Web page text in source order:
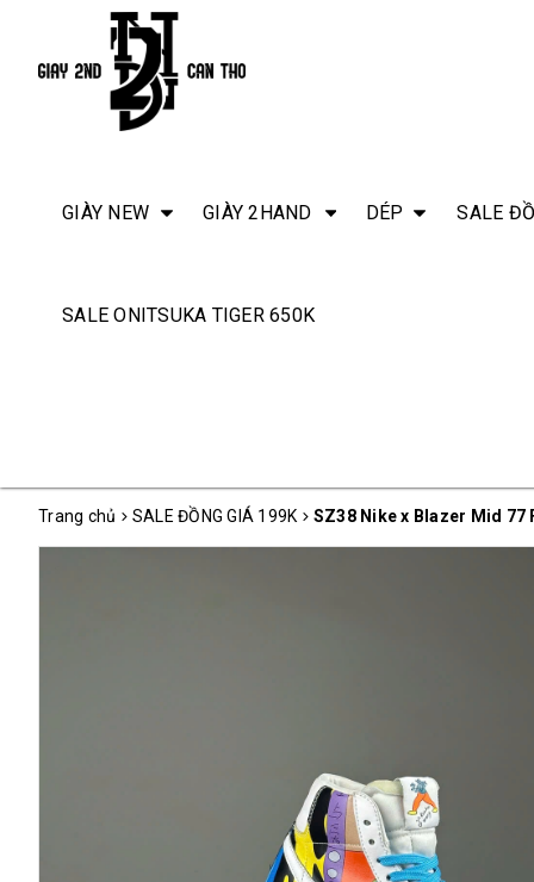
GIÀY NEW GIÀY 2HAND DÉP SALE
SALE ONITSUKA TIGER 650K
Trang chủ SALE ĐỒNG GIÁ 199K SZ38 Nike x Blazer Mid